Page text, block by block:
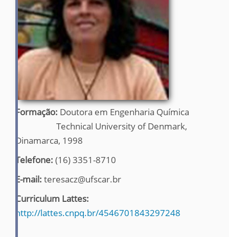
Formação: Doutora em Engenharia Química
Technical University of Denmark,
Dinamarca, 1998
Telefone: (16) 3351-8710
E-mail: teresacz@ufscar.br
Curriculum Lattes:
http://lattes.cnpq.br/4546701843297248